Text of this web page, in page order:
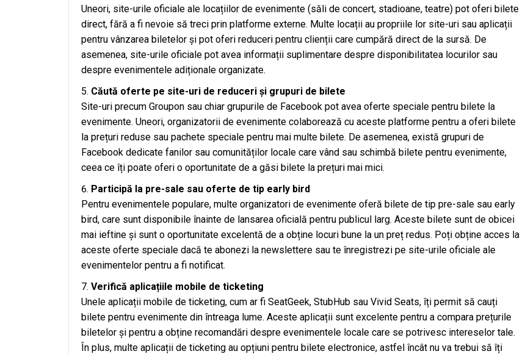
Uneori, site-urile oficiale ale locațiilor de evenimente (săli de concert, stadioane, teatre) pot oferi bilete
direct, fără a fi nevoie să treci prin platforme externe. Multe locații au propriile lor site-uri sau aplicații
pentru vânzarea biletelor și pot oferi reduceri pentru clienții care cumpără direct de la sursă. De
asemenea, site-urile oficiale pot avea informații suplimentare despre disponibilitatea locurilor sau
despre evenimentele adiționale organizate.
Căută oferte pe site-uri de reduceri și grupuri de bilete
Site-uri precum Groupon sau chiar grupurile de Facebook pot avea oferte speciale pentru bilete la
evenimente. Uneori, organizatorii de evenimente colaborează cu aceste platforme pentru a oferi bilete
la prețuri reduse sau pachete speciale pentru mai multe bilete. De asemenea, există grupuri de
Facebook dedicate fanilor sau comunităților locale care vând sau schimbă bilete pentru evenimente,
ceea ce îți poate oferi o oportunitate de a găsi bilete la prețuri mai mici.
Participă la pre-sale sau oferte de tip early bird
Pentru evenimentele populare, multe organizatori de evenimente oferă bilete de tip pre-sale sau early
bird, care sunt disponibile înainte de lansarea oficială pentru publicul larg. Aceste bilete sunt de obicei
mai ieftine și sunt o oportunitate excelentă de a obține locuri bune la un preț redus. Poți obține acces la
aceste oferte speciale dacă te abonezi la newslettere sau te înregistrezi pe site-urile oficiale ale
evenimentelor pentru a fi notificat.
Verifică aplicațiile mobile de ticketing
Unele aplicații mobile de ticketing, cum ar fi SeatGeek, StubHub sau Vivid Seats, îți permit să cauți
bilete pentru evenimente din întreaga lume. Aceste aplicații sunt excelente pentru a compara prețurile
biletelor și pentru a obține recomandări despre evenimentele locale care se potrivesc intereselor tale.
În plus, multe aplicații de ticketing au opțiuni pentru bilete electronice, astfel încât nu va trebui să îți